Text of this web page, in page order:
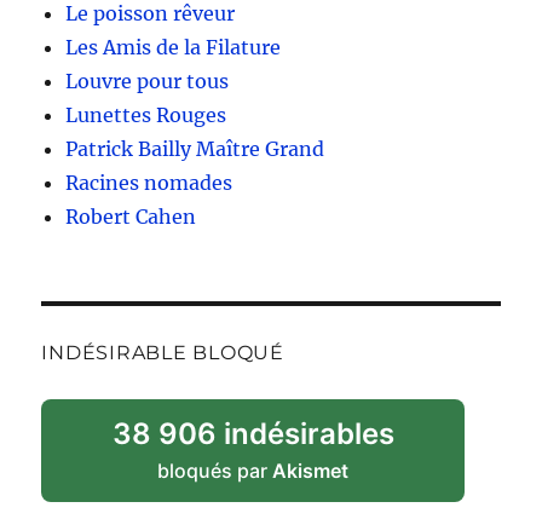
Le poisson rêveur
Les Amis de la Filature
Louvre pour tous
Lunettes Rouges
Patrick Bailly Maître Grand
Racines nomades
Robert Cahen
INDÉSIRABLE BLOQUÉ
38 906 indésirables
bloqués parAkismet